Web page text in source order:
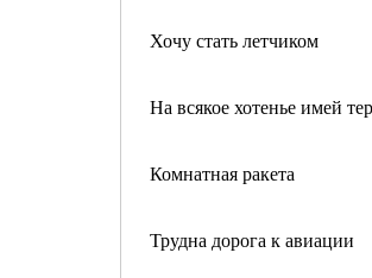
Хочу стать летчиком
На всякое хотенье имей
Комнатная ракета
Трудна дорога к авиации